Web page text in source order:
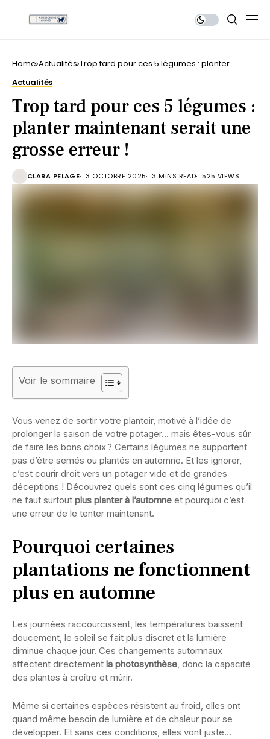
Home Actualités Trop tard pour ces 5 légumes : planter
Actualités
Trop tard pour ces 5 légumes :
planter maintenant serait une
grosse erreur !
CLARA PELAGE 3 OCTOBRE 2025 3 MINS READ 525 VIEWS
Voir le sommaire
Vous venez de sortir votre plantoir, motivé à l’idée de
prolonger la saison de votre potager… mais êtes-vous sûr
de faire les bons choix ? Certains légumes ne supportent
pas d’être semés ou plantés en automne. Et les ignorer,
c’est courir droit vers un potager vide et de grandes
déceptions ! Découvrez quels sont ces cinq légumes qu’il
ne faut surtout plus planter à l’automne et pourquoi c’est
une erreur de le tenter maintenant.
Pourquoi certaines
plantations ne fonctionnent
plus en automne
Les journées raccourcissent, les températures baissent
doucement, le soleil se fait plus discret et la lumière
diminue chaque jour. Ces changements automnaux
affectent directement la photosynthèse, donc la capacité
des plantes à croître et mûrir.
Même si certaines espèces résistent au froid, elles ont
quand même besoin de lumière et de chaleur pour se
développer. Et sans ces conditions, elles vont juste…